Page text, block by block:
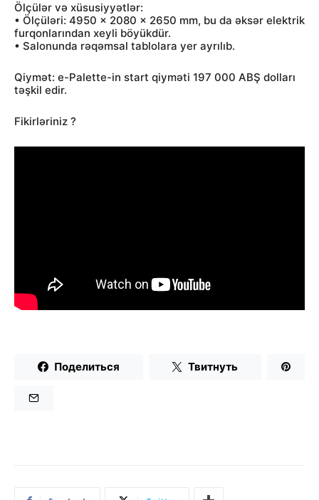
Ölçülər və xüsusiyyətlər:
• Ölçüləri: 4950 x 2080 x 2650 mm, bu da əksər elektrik
furqonlarından xeyli böyükdür.
• Salonunda rəqəmsal tablolara yer ayrılıb.
Qiymət: e-Palette-in start qiyməti 197 000 ABŞ dolları
təşkil edir.
Fikirləriniz ?
Поделиться Твитнуть